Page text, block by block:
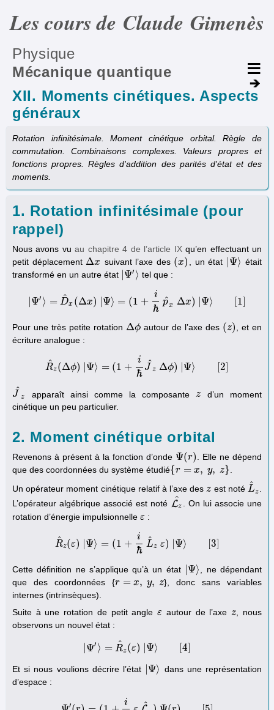
Les cours de Claude Gimenès
Physique
Mécanique quantique
XII. Moments cinétiques. Aspects
généraux
Rotation infinitésimale. Moment cinétique orbital. Règle de
commutation. Combinaisons complexes. Valeurs propres et
fonctions propres. Règles d'addition des parités d'état et des
moments.
1. Rotation infinitésimale (pour
rappel)
Nous avons vuau chapitre 4 de l’article IXqu’en effectuant un
petit déplacement Δx
Δx suivant l’axe des (x)
(x) , un état Ψ⟩
Ψ⟩
était
transformé en un autre état
Ψ′ ⟩
Ψ′⟩ tel que :
|Ψ′ ⟩ = D
^x (Δx) |Ψ⟩ = (1 +
i
ℏ
p
^x Δx) |Ψ⟩ [1]
|Ψ′⟩ =D^x Δx) |Ψ =(1+i ℏ p ^x Δx) |Ψ [1]
Pour une très petite rotation Δϕ
Δϕ autour de l’axe des (z)
(z)
, et en
écriture analogue :
R
^z(Δϕ) |Ψ⟩ = (1 +
i
ℏ
J^z Δϕ) |Ψ⟩ [2]
R z(Δ ϕ) | Ψ⟩=(1 +iℏJ ^z Δϕ) Ψ⟩[2
J^z
J^ z apparaît ainsi comme la composantez
z d’un moment
cinétique un peu particulier.
2. Moment cinétique orbital
Revenons à présent à la fonction d’onde Ψ(r)
Ψ(r) . Elle ne dépend
que des coordonnées du système étudié{r = x, y, z}
{ r= x, y , z
.
Un opérateur moment cinétique relatif à l’axe desz
z est notéL
^z
L^z.
L’opérateur algébrique associé est noté Lz
^
Lz^. On lui associe une
rotation d’énergie impulsionnelle ε
ε :
R
^z(ε) |Ψ⟩ = (1 +
i
ℏ
L
^ z ε) |Ψ⟩ [3]
^z( ) |Ψ ⟩= (1+iℏ L^z ε) Ψ⟩[
Cette définition ne s’applique qu’à un état |Ψ⟩
Ψ⟩
, ne dépendant
que des coordonnées {r = x, y, z
r= x, y, z
}, donc sans variables
internes (intrinsèques).
Suite à une rotation de petit angle ε
ε autour de l’axe z
z , nous
observons un nouvel état :
Ψ′ ⟩ = R
^z(ε) Ψ⟩ [4
Ψ′ ⟩=R^z( |Ψ
Et si nous voulions décrire l’état Ψ⟩
Ψ⟩
dans une représentation
d’espace :
′ i ^